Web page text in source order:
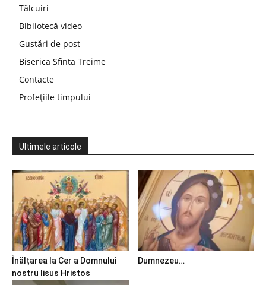
Tâlcuiri
Bibliotecă video
Gustări de post
Biserica Sfinta Treime
Contacte
Profețiile timpului
Ultimele articole
Înălțarea la Cer a Domnului
nostru Iisus Hristos
Dumnezeu…